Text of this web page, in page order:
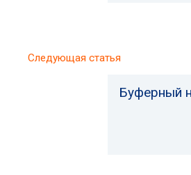
Следующая статья
Буферный